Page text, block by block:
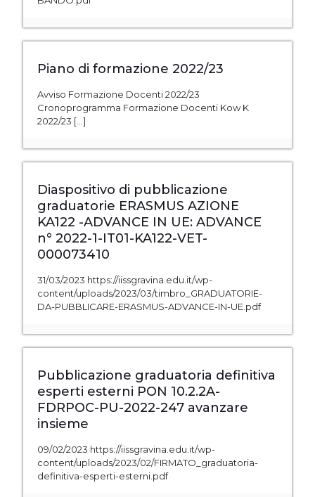
Piano di formazione 2022/23
Avviso Formazione Docenti 2022/23
Cronoprogramma Formazione Docenti Kow K
2022/23 […]
Diaspositivo di pubblicazione
graduatorie ERASMUS AZIONE
KA122 -ADVANCE IN UE: ADVANCE
n° 2022-1-IT01-KA122-VET-
000073410
31/03/2023 https://iissgravina.edu.it/wp-
content/uploads/2023/03/timbro_GRADUATORIE-
DA-PUBBLICARE-ERASMUS-ADVANCE-IN-UE.pdf
Pubblicazione graduatoria definitiva
esperti esterni PON 10.2.2A-
FDRPOC-PU-2022-247 avanzare
insieme
09/02/2023 https://iissgravina.edu.it/wp-
content/uploads/2023/02/FIRMATO_graduatoria-
definitiva-esperti-esterni.pdf